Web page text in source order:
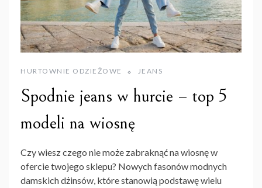
HURTOWNIE ODZIEŻOWE JEANS
Spodnie jeans w hurcie – top 5
modeli na wiosnę
Czy wiesz czego nie może zabraknąć na wiosnę w
ofercie twojego sklepu? Nowych fasonów modnych
damskich dżinsów, które stanowią podstawę wielu